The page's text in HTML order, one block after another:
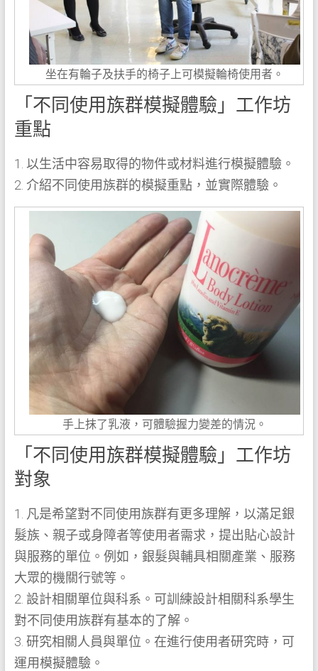
坐在有輪子及扶手的椅子上可模擬輪椅使用者。
「不同使用族群模擬體驗」工作坊
重點
1. 以生活中容易取得的物件或材料進行模擬體驗。
2. 介紹不同使用族群的模擬重點，並實際體驗。
手上抹了乳液，可體驗握力變差的情況。
「不同使用族群模擬體驗」工作坊
對象
1. 凡是希望對不同使用族群有更多理解，以滿足銀
髮族、親子或身障者等使用者需求，提出貼心設計
與服務的單位。例如，銀髮與輔具相關產業、服務
大眾的機關行號等。
2. 設計相關單位與科系。可訓練設計相關科系學生
對不同使用族群有基本的了解。
3. 研究相關人員與單位。在進行使用者研究時，可
運用模擬體驗。